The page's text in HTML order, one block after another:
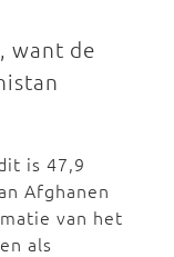
want de
is 47,9
Afghanen
van het
als